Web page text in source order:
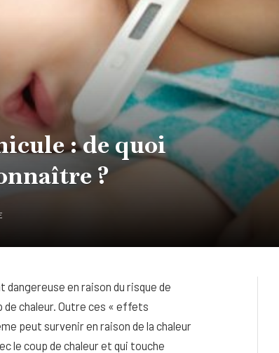
: de quoi
?
en raison du risque de
de chaleur. Outre ces « effets
peut survenir en raison de la chaleur
le coup de chaleur et qui touche